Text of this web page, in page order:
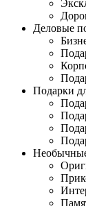
Деловые
Подарки